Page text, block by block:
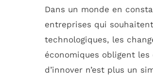
Dans un monde en
entreprises qui
technologiques, les
économiques obligent
d’innover n’est plus un